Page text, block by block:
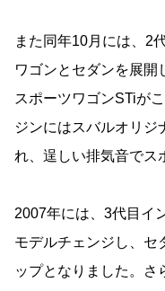
また同年10月には、2
ワゴンとセダンを展開
スポーツワゴンSTiが
ジンにはスバルオリジ
れ、逞しい排気音でス
2007年には、3代目イ
モデルチェンジし、セ
ップとなりました。さ